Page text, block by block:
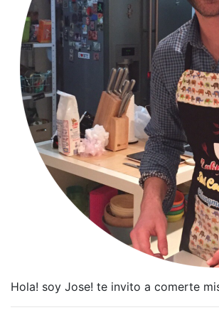
Hola! soy Jose! te invito a comerte